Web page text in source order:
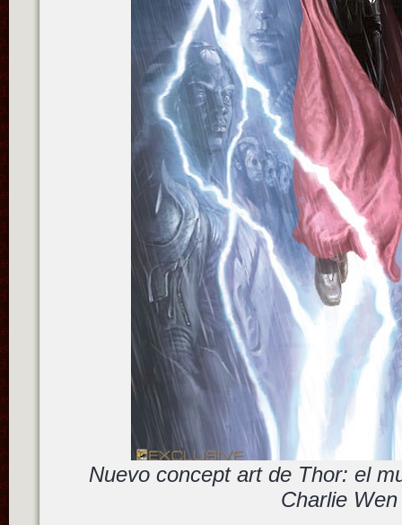
Nuevo concept art de Thor: el
Charlie Wen